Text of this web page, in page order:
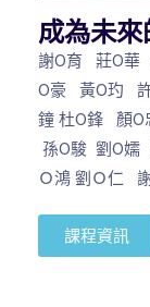
成為未
謝O育 莊O
O豪 黃O玓
鐘 杜O鋒 顏
孫O駿 劉O
Ｏ鴻 劉Ｏ仁
課程資訊